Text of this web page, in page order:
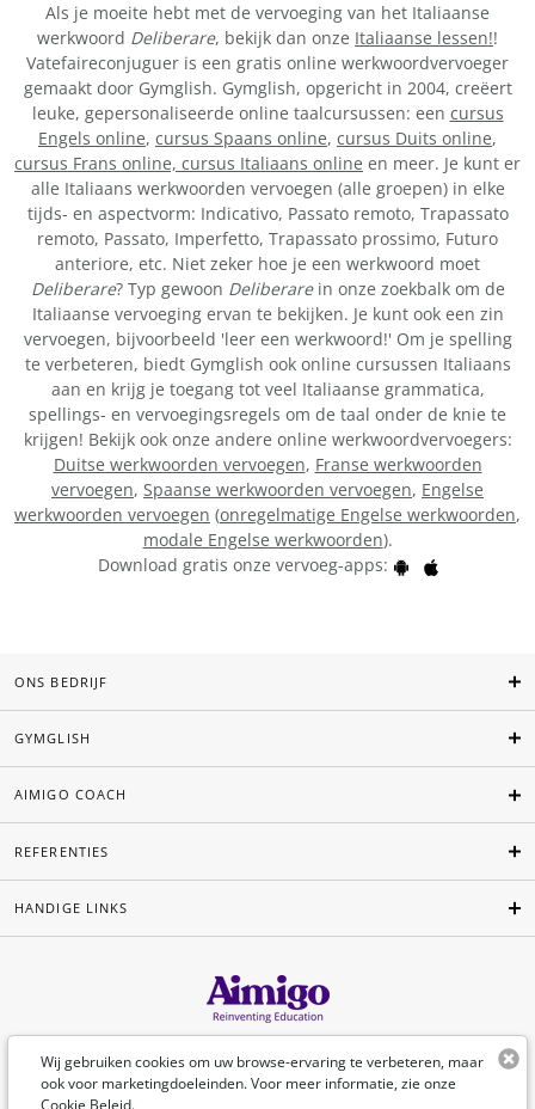
Als je moeite hebt met de vervoeging van het Italiaanse
werkwoord Deliberare, bekijk dan onze Italiaanse lessen!!
Vatefaireconjuguer is een gratis online werkwoordvervoeger
gemaakt door Gymglish. Gymglish, opgericht in 2004, creëert
leuke, gepersonaliseerde online taalcursussen: een cursus
Engels online, cursus Spaans online, cursus Duits online,
cursus Frans online, cursus Italiaans online en meer. Je kunt er
alle Italiaans werkwoorden vervoegen (alle groepen) in elke
tijds- en aspectvorm: Indicativo, Passato remoto, Trapassato
remoto, Passato, Imperfetto, Trapassato prossimo, Futuro
anteriore, etc. Niet zeker hoe je een werkwoord moet
Deliberare? Typ gewoon Deliberarein onze zoekbalk om de
Italiaanse vervoeging ervan te bekijken. Je kunt ook een zin
vervoegen, bijvoorbeeld 'leer een werkwoord!' Om je spelling
te verbeteren, biedt Gymglish ook online cursussen Italiaans
aan en krijg je toegang tot veel Italiaanse grammatica,
spellings- en vervoegingsregels om de taal onder de knie te
krijgen! Bekijk ook onze andere online werkwoordvervoegers:
Duitse werkwoorden vervoegen, Franse werkwoorden
vervoegen, Spaanse werkwoorden vervoegen, Engelse
werkwoorden vervoegen (onregelmatige Engelse werkwoorden,
modale Engelse werkwoorden).
Download gratis onze vervoeg-apps:
Wij gebruiken cookies om uw browse-ervaring te verbeteren, maar
ook voor marketingdoeleinden. Voor meer informatie, zie onze
Cookie Beleid.
ONS BEDRIJF
GYMGLISH
AIMIGO COACH
REFERENTIES
HANDIGE LINKS
Nederlands